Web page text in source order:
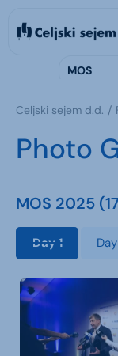
MOS
Celjski sejem d.d.
Photo
MOS 2025
Day 1